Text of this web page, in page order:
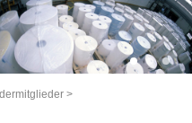
1 2 3
>